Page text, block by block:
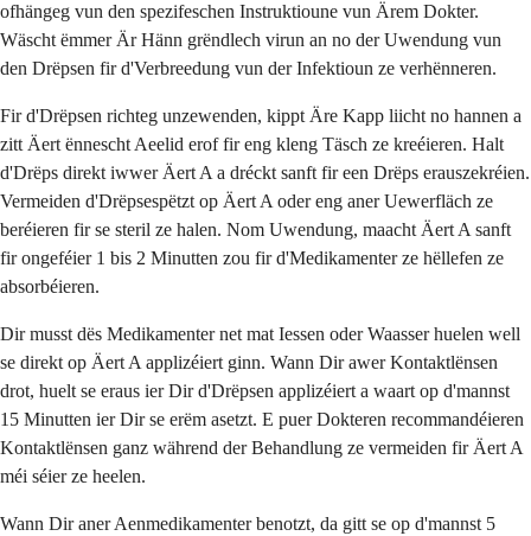
ofhängeg vun den spezifeschen Instruktioune vun Ärem Dokter.
Wäscht ëmmer Är Hänn grëndlech virun an no der Uwendung vun
den Drëpsen fir d'Verbreedung vun der Infektioun ze verhënneren.
Fir d'Drëpsen richteg unzewenden, kippt Äre Kapp liicht no hannen a
zitt Äert ënnescht Aeelid erof fir eng kleng Täsch ze kreéieren. Halt
d'Drëps direkt iwwer Äert A a dréckt sanft fir een Drëps erauszekréien.
Vermeiden d'Drëpsespëtzt op Äert A oder eng aner Uewerfläch ze
beréieren fir se steril ze halen. Nom Uwendung, maacht Äert A sanft
fir ongeféier 1 bis 2 Minutten zou fir d'Medikamenter ze hëllefen ze
absorbéieren.
Dir musst dës Medikamenter net mat Iessen oder Waasser huelen well
se direkt op Äert A applizéiert ginn. Wann Dir awer Kontaktlënsen
drot, huelt se eraus ier Dir d'Drëpsen applizéiert a waart op d'mannst
15 Minutten ier Dir se erëm asetzt. E puer Dokteren recommandéieren
Kontaktlënsen ganz während der Behandlung ze vermeiden fir Äert A
méi séier ze heelen.
Wann Dir aner Aenmedikamenter benotzt, da gitt se op d'mannst 5